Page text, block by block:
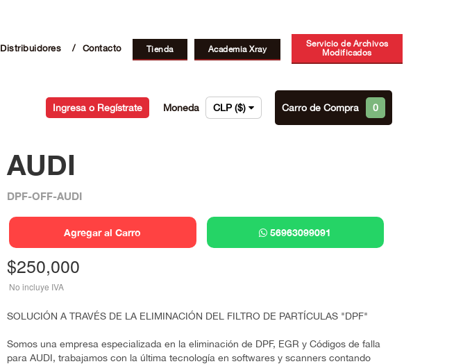
Distribuidores / Contacto Tienda Academia Xray
Servicio de Archivos
Modificados
Ingresa o Regístrate Moneda CLP ($) Carro de Compra 0
AUDI
DPF-OFF-AUDI
Agregar al Carro 56963099091
$250,000
No incluye IVA
SOLUCIÓN A TRAVÉS DE LA ELIMINACIÓN DEL FILTRO DE PARTÍCULAS "DPF"
Somos una empresa especializada en la eliminación de DPF, EGR y Códigos de falla
para AUDI, trabajamos con la última tecnología en softwares y scanners contando